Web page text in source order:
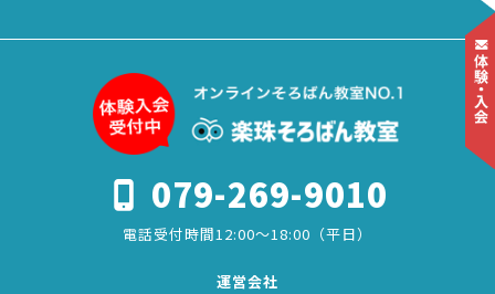
079-269-9010
電話受付時間12:00～18:00（平日）
運営会社